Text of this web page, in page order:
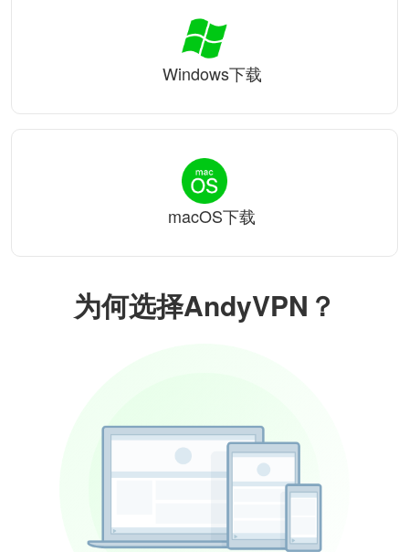
为何选择AndyVPN？
Windows下载
macOS下载